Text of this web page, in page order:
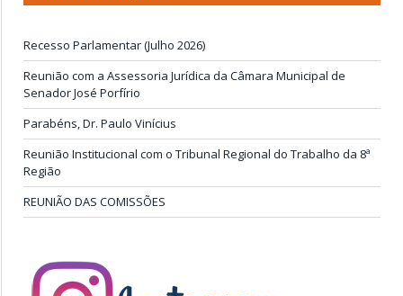
Recesso Parlamentar (Julho 2026)
Reunião com a Assessoria Jurídica da Câmara Municipal de
Senador José Porfírio
Parabéns, Dr. Paulo Vinícius
Reunião Institucional com o Tribunal Regional do Trabalho da 8ª
Região
REUNIÃO DAS COMISSÕES